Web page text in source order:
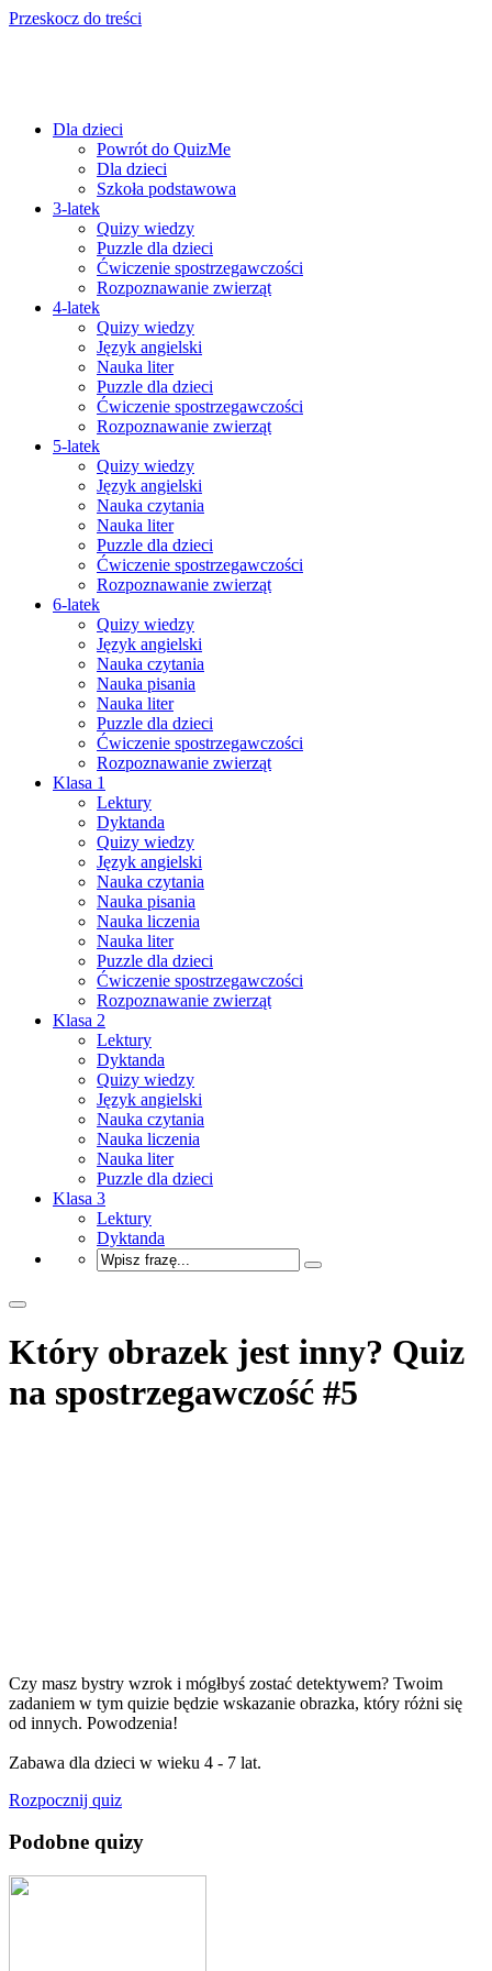
Przeskocz do treści
Dla dzieci
Powrót do QuizMe
Dla dzieci
Szkoła podstawowa
3-latek
Quizy wiedzy
Puzzle dla dzieci
Ćwiczenie spostrzegawczości
Rozpoznawanie zwierząt
4-latek
Quizy wiedzy
Język angielski
Nauka liter
Puzzle dla dzieci
Ćwiczenie spostrzegawczości
Rozpoznawanie zwierząt
5-latek
Quizy wiedzy
Język angielski
Nauka czytania
Nauka liter
Puzzle dla dzieci
Ćwiczenie spostrzegawczości
Rozpoznawanie zwierząt
6-latek
Quizy wiedzy
Język angielski
Nauka czytania
Nauka pisania
Nauka liter
Puzzle dla dzieci
Ćwiczenie spostrzegawczości
Rozpoznawanie zwierząt
Klasa 1
Lektury
Dyktanda
Quizy wiedzy
Język angielski
Nauka czytania
Nauka pisania
Nauka liczenia
Nauka liter
Puzzle dla dzieci
Ćwiczenie spostrzegawczości
Rozpoznawanie zwierząt
Klasa 2
Lektury
Dyktanda
Quizy wiedzy
Język angielski
Nauka czytania
Nauka liczenia
Nauka liter
Puzzle dla dzieci
Klasa 3
Lektury
Dyktanda
Który obrazek jest inny? Quiz
na spostrzegawczość #5
Czy masz bystry wzrok i mógłbyś zostać detektywem? Twoim
zadaniem w tym quizie będzie wskazanie obrazka, który różni się
od innych. Powodzenia!
Zabawa dla dzieci w wieku 4 - 7 lat.
Rozpocznij quiz
Podobne quizy